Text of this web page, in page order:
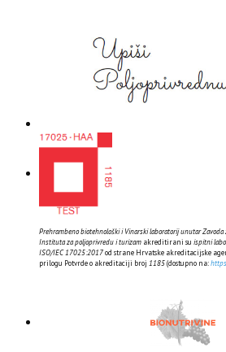
Prehrambeno biotehnološki i Vinarski laboratorij unutar
Instituta za poljoprivredu i turizam akreditirani su ispitni
ISO/IEC 17025:2017od strane Hrvatske akreditacijske
prilogu Potvrde o akreditaciji broj 1185(dostupno na: